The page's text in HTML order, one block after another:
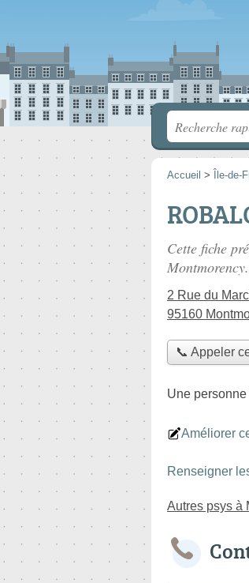
Accueil > Île-de-
Cette fiche
Montmorency.
2 Rue du
95160
📞 Appeler
Une personne
Améliorer
Renseigner
Autres psys à